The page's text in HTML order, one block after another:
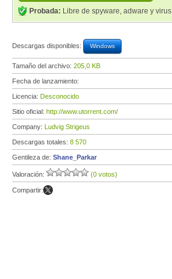
Probada: Libre de spyware, adware y virus
Descargas disponibles: Windows
Tamaño del archivo: 205,0 KB
Fecha de lanzamiento:
Licencia: Desconocido
Sitio oficial: http://www.utorrent.com/
Company: Ludvig Strigeus
Descargas totales: 8 570
Gentileza de: Shane_Parkar
Valoración: (0 votos)
Compartir: